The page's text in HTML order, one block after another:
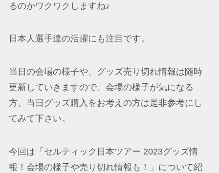
るのかワクワクしますね♪
日本人選手達の活躍にも注目です。
当日の会場の様子や、グッズ売り切れ情報は随時
更新していきますので、会場の様子が気になる
方、当日グッズ購入をお考えの方は是非参考にし
てみて下さい。
今回は「セルティック日本ツアー 2023グッズ情
報！会場の様子や売り切れ情報も！」について紹